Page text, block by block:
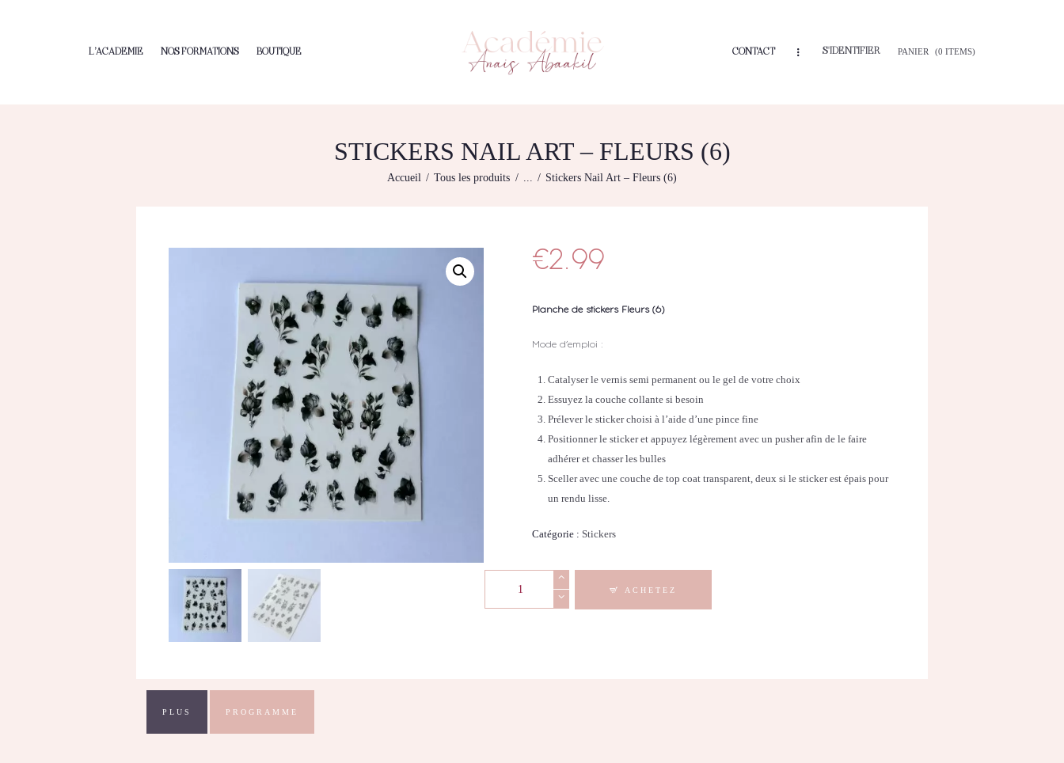
L’ACADEMIE NOS FORMATIONS BOUTIQUE CONTACT S'IDENTIFIER PANIER (0 ITEMS)
STICKERS NAIL ART – FLEURS (6)
Accueil Tous les produits Stickers Nail Art – Fleurs (6)
ACADÉMIE ANAÏS ABAAKIL
Formation et shop Indigo
NOS FORMATIONS
AGENDA DE
BOUTIQUE
CONTACTEZ-NOUS
MODÈLE
€2.99
Planche de stickers Fleurs (6)
Mode d’emploi :
Catalyser le vernis semi permanent ou le gel de votre choix
Essuyez la couche collante si besoin
Prélever le sticker choisi à l’aide d’une pince fine
Positionner le sticker et appuyez légèrement avec un pusher afin de le faire
adhérer et chasser les bulles
Sceller avec une couche de top coat transparent, deux si le sticker est épais pour
un rendu lisse.
Catégorie : Stickers
ACHETEZ
PLUS PROGRAMME